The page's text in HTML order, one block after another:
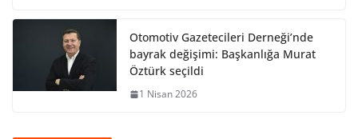
Otomotiv Gazetecileri Derneği’nde
bayrak değişimi: Başkanlığa Murat
Öztürk seçildi
1 Nisan 2026